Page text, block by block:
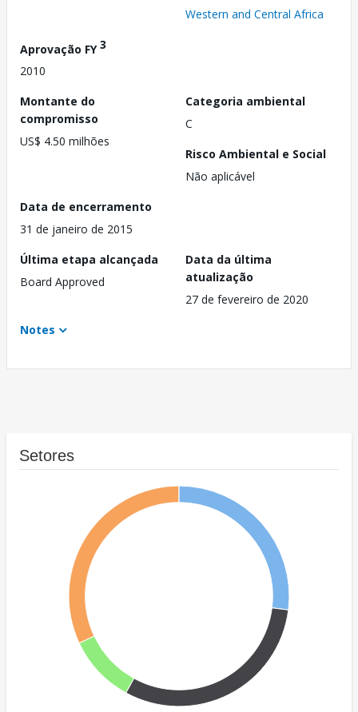
Western and Central Africa
Aprovação FY3
2010
Montante do
compromisso
US$ 4.50 milhões
Categoria ambiental
C
Risco Ambiental e Social
Não aplicável
Data de encerramento
31 de janeiro de 2015
Última etapa alcançada
Board Approved
Data da última
atualização
27 de fevereiro de 2020
Notes
Setores